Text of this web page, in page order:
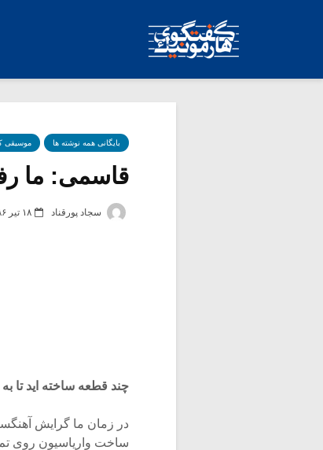
بایگانی همه نوشته ها موسیقی
قاسمی: ما
سجاد پورقناد ۱۸ تیر ۱۳۸۶
چند قطعه ساخته اید تا
در زمان ما گرایش
ساخت واریاسیون روی تم